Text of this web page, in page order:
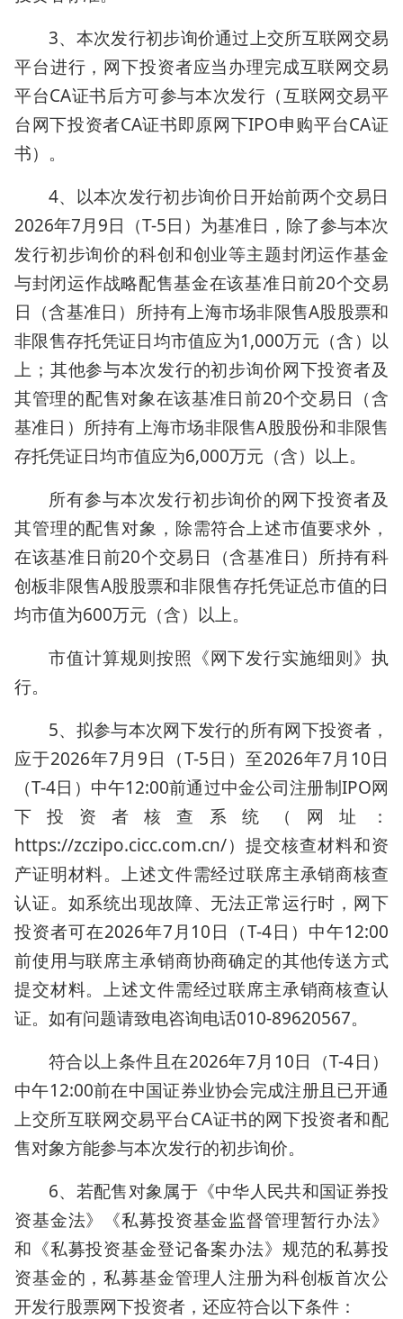
3、本次发行初步询价通过上交所互联网交易
平台进行，网下投资者应当办理完成互联网交易
平台CA证书后方可参与本次发行（互联网交易平
台网下投资者CA证书即原网下IPO申购平台CA证
书）。
4、以本次发行初步询价日开始前两个交易日
2026年7月9日（T-5日）为基准日，除了参与本次
发行初步询价的科创和创业等主题封闭运作基金
与封闭运作战略配售基金在该基准日前20个交易
日（含基准日）所持有上海市场非限售A股股票和
非限售存托凭证日均市值应为1,000万元（含）以
上；其他参与本次发行的初步询价网下投资者及
其管理的配售对象在该基准日前20个交易日（含
基准日）所持有上海市场非限售A股股份和非限售
存托凭证日均市值应为6,000万元（含）以上。
所有参与本次发行初步询价的网下投资者及
其管理的配售对象，除需符合上述市值要求外，
在该基准日前20个交易日（含基准日）所持有科
创板非限售A股股票和非限售存托凭证总市值的日
均市值为600万元（含）以上。
市值计算规则按照《网下发行实施细则》执
行。
5、拟参与本次网下发行的所有网下投资者，
应于2026年7月9日（T-5日）至2026年7月10日
（T-4日）中午12:00前通过中金公司注册制IPO网
下投资者核查系统（网址：
https://zczipo.cicc.com.cn/）提交核查材料和资
产证明材料。上述文件需经过联席主承销商核查
认证。如系统出现故障、无法正常运行时，网下
投资者可在2026年7月10日（T-4日）中午12:00
前使用与联席主承销商协商确定的其他传送方式
提交材料。上述文件需经过联席主承销商核查认
证。如有问题请致电咨询电话010-89620567。
符合以上条件且在2026年7月10日（T-4日）
中午12:00前在中国证券业协会完成注册且已开通
上交所互联网交易平台CA证书的网下投资者和配
售对象方能参与本次发行的初步询价。
6、若配售对象属于《中华人民共和国证券投
资基金法》《私募投资基金监督管理暂行办法》
和《私募投资基金登记备案办法》规范的私募投
资基金的，私募基金管理人注册为科创板首次公
开发行股票网下投资者，还应符合以下条件：